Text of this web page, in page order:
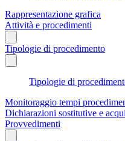
Rappresentazione grafica
Attività e procedimenti
Tipologie di procedimento
Tipologie di
Monitoraggio tempi
Dichiarazioni sostitutive e
Provvedimenti